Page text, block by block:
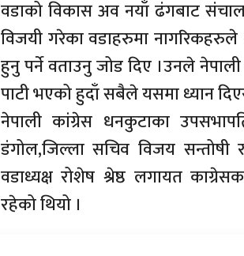
वडाको विकास अव नयाँ ढंगबाट
विजयी गरेका वडाहरुमा
हुनु पर्ने वताउनु जोड दिए ।उनले
पाटी भएको हुदाँ सबैले यसमा ध्यान
नेपाली कांग्रेस धनकुटाका
डंगोल,जिल्ला सचिव विजय
वडाध्यक्ष रोशेष श्रेष्ठ लगायत
रहेको थियो ।